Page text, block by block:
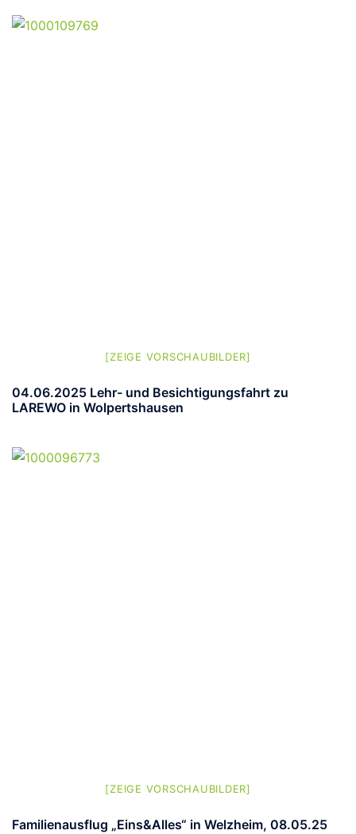
[ZEIGE VORSCHAUBILDER]
04.06.2025 Lehr- und Besichtigungsfahrt zu
LAREWO in Wolpertshausen
[ZEIGE VORSCHAUBILDER]
Familienausflug „Eins&Alles“ in Welzheim, 08.05.25